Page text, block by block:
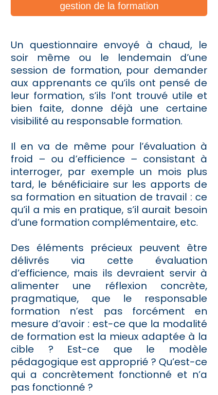
gestion de la formation
Un questionnaire envoyé à chaud, le
soir même ou le lendemain d’une
session de formation, pour demander
aux apprenants ce qu’ils ont pensé de
leur formation, s’ils l’ont trouvé utile et
bien faite, donne déjà une certaine
visibilité au responsable formation.
Il en va de même pour l’évaluation à
froid – ou d’efficience – consistant à
interroger, par exemple un mois plus
tard, le bénéficiaire sur les apports de
sa formation en situation de travail : ce
qu’il a mis en pratique, s’il aurait besoin
d’une formation complémentaire, etc.
Des éléments précieux peuvent être
délivrés via cette évaluation
d’efficience, mais ils devraient servir à
alimenter une réflexion concrète,
pragmatique, que le responsable
formation n’est pas forcément en
mesure d’avoir : est-ce que la modalité
de formation est la mieux adaptée à la
cible ? Est-ce que le modèle
pédagogique est approprié ? Qu’est-ce
qui a concrètement fonctionné et n’a
pas fonctionné ?